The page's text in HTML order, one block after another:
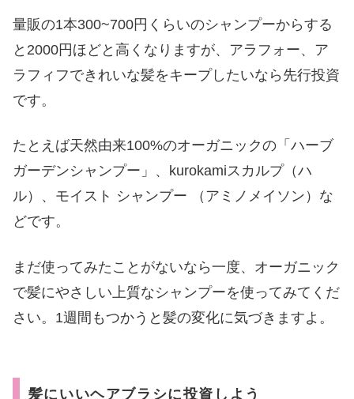
量販の1本300~700円くらいのシャンプーからする
と2000円ほどと高くなりますが、アラフォー、ア
ラフィフできれいな髪をキープしたいなら先行投資
です。
たとえば天然由来100%のオーガニックの「ハーブ
ガーデンシャンプー」、kurokamiスカルプ（ハ
ル）、モイスト シャンプー （アミノメイソン）な
どです。
まだ使ってみたことがないなら一度、オーガニック
で髪にやさしい上質なシャンプーを使ってみてくだ
さい。1週間もつかうと髪の変化に気づきますよ。
髪にいいヘアブラシに投資しよう